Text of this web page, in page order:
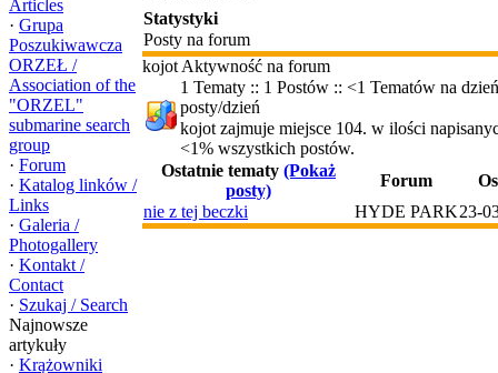
Articles
· Grupa
Poszukiwawcza
ORZEŁ /
Association of the
"ORZEL"
submarine search
group
· Forum
· Katalog linków /
Links
· Galeria /
Photogallery
· Kontakt /
Contact
· Szukaj / Search
Najnowsze
artykuły
· Krążowniki
Statystyki
Posty na forum
kojot Aktywność na forum
1 Tematy :: 1 Postów :: <1 Tematów na
posty/dzień
kojot zajmuje miejsce 104. w ilości
<1% wszystkich postów.
Ostatnie tematy (Pokaż
posty)
Forum
nie z tej beczki
HYDE PARK23-